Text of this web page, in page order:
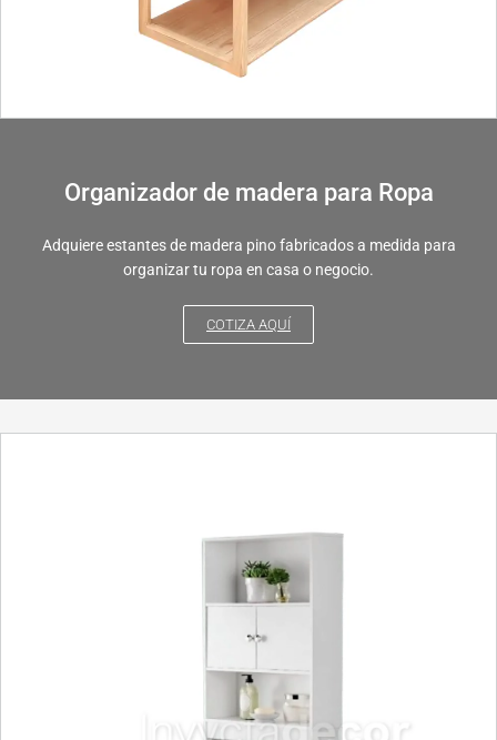
Organizador de madera para Ropa
Adquiere estantes de madera pino fabricados a medida para
organizar tu ropa en casa o negocio.
COTIZA AQUÍ